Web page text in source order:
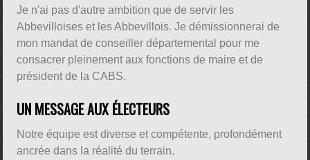
Je n'ai pas d'autre ambition que de servir les
Abbevilloises et les Abbevillois. Je démissionnerai de
mon mandat de conseiller départemental pour me
consacrer pleinement aux fonctions de maire et de
président de la CABS.
UN MESSAGE AUX ÉLECTEURS
Notre équipe est diverse et compétente, profondément
ancrée dans la réalité du terrain.